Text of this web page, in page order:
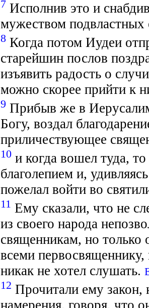
7 Исполнив это и
мужеством подвластных
8Когда потом Иудеи
старейшин послов
изъявить радость о
можно скорее прийти к
9 Прибыв же в
Богу, воздал
приличествующее
10и когда вошел туда,
благолепием и,
пожелал войти во
11 Ему сказали, что не
из своего народа
священникам, но
всеми
никак не хотел слушать.
12 Прочитали ему закон,
намерения, говоря, что